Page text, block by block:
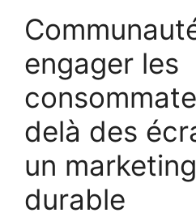
engager les
delà des
un
durable